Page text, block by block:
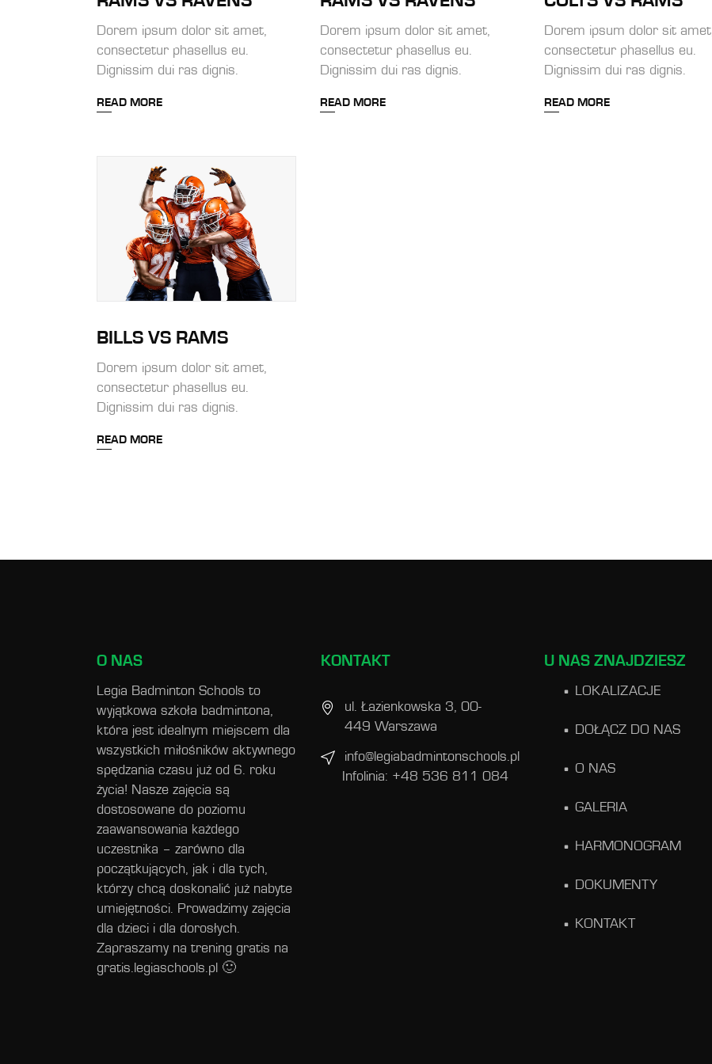
Dorem ipsum dolor sit amet,
consectetur phasellus eu.
Dignissim dui ras dignis.
READ MORE
Dorem ipsum dolor sit amet,
consectetur phasellus eu.
Dignissim dui ras dignis.
READ MORE
Dorem ipsum dolor sit amet,
consectetur phasellus eu.
Dignissim dui ras dignis.
READ MORE
BILLS VS RAMS
Dorem ipsum dolor sit amet,
consectetur phasellus eu.
Dignissim dui ras dignis.
READ MORE
O NAS
Legia Badminton Schools to
wyjątkowa szkoła badmintona,
która jest idealnym miejscem dla
wszystkich miłośników aktywnego
spędzania czasu już od 6. roku
życia! Nasze zajęcia są
dostosowane do poziomu
zaawansowania każdego
uczestnika – zarówno dla
początkujących, jak i dla tych,
którzy chcą doskonalić już nabyte
umiejętności. Prowadzimy zajęcia
dla dzieci i dla dorosłych.
Zapraszamy na trening gratis na
gratis.legiaschools.pl 🙂
KONTAKT
ul. Łazienkowska 3, 00-
449 Warszawa
info@legiabadmintonschools.pl
Infolinia: +48 536 811 084
U NAS ZNAJDZIESZ
LOKALIZACJE
DOŁĄCZ DO NAS
O NAS
GALERIA
HARMONOGRAM
DOKUMENTY
KONTAKT